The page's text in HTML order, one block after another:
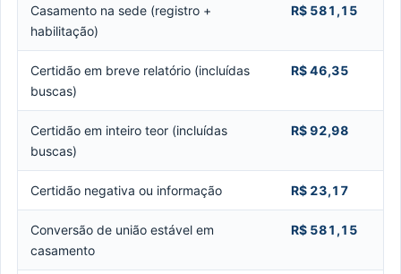
Casamento na sede (registro +
habilitação)
R$ 581,15
Certidão em breve relatório (incluídas
buscas)
R$ 46,35
Certidão em inteiro teor (incluídas
buscas)
R$ 92,98
Certidão negativa ou informação R$ 23,17
Conversão de união estável em
casamento
R$ 581,15